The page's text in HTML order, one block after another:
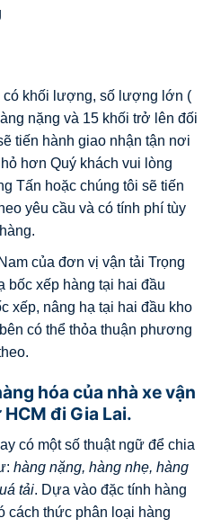
khối lượng, số lượng lớn (
nặng và 15 khối trở lên đối
tiến hành giao nhận tận nơi
hơn Quý khách vui lòng
Tấn hoặc chúng tôi sẽ tiến
yêu cầu và có tính phí tùy
của đơn vị vận tải Trọng
bốc xếp hàng tại hai đầu
xếp, nâng hạ tại hai đầu kho
có thể thỏa thuận phương
hóa của nhà xe vận
đi Gia Lai.
có một số thuật ngữ để chia
hàng nặng, hàng nhẹ, hàng
tải. Dựa vào đặc tính hàng
cách thức phân loại hàng